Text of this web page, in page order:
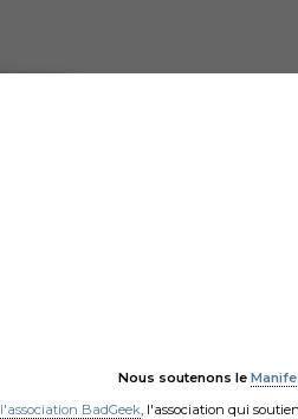
Nous soutenons le
l'association BadGeek , l'association qui